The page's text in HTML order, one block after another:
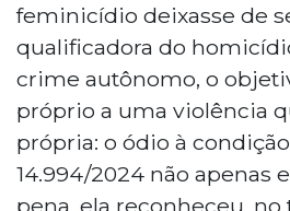
feminicídio deixasse de
qualificadora do
crime autônomo, o
próprio a uma violência
própria: o ódio à
14.994/2024 não apenas
pena, ela reconheceu, no